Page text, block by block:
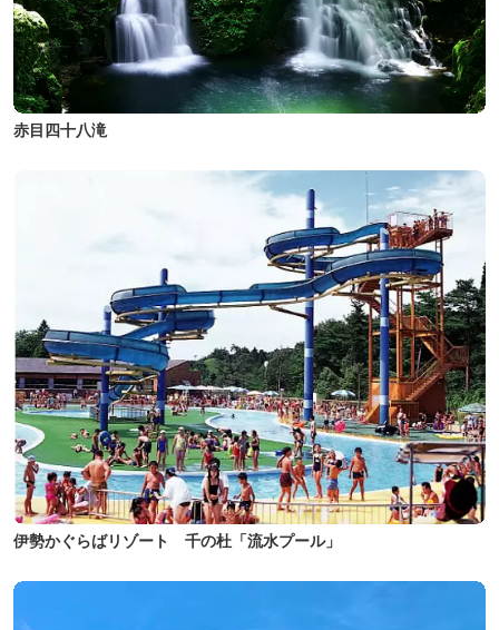
赤目四十八滝
伊勢かぐらばリゾート 千の杜「流水プール」